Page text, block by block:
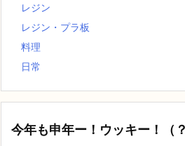
レジン
レジン・プラ板
料理
日常
今年も申年ー！ウッキー！（？